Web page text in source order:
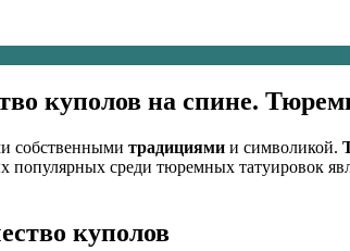
куполов на спине.
собственными традициями и символикой.
популярных среди тюремных татуировок
куполов